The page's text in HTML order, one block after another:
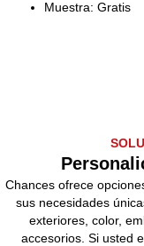
Muestra: Gratis
Chances ofrece
sus necesidades
exteriores, color,
accesorios. Si usted